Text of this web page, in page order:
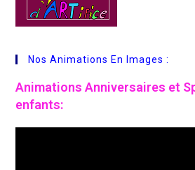
Nos Animations En Images :
Animations Anniversaires et
enfants: